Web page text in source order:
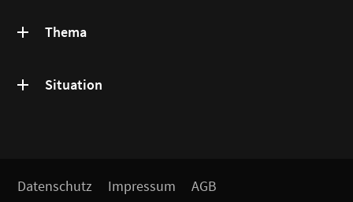
Thema
Situation
Datenschutz Impressum AGB